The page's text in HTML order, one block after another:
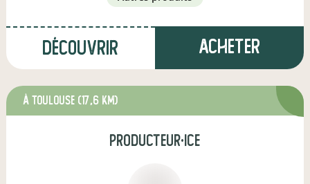
Découvrir Acheter
à TOULOUSE (17,6 km)
producteur·ice